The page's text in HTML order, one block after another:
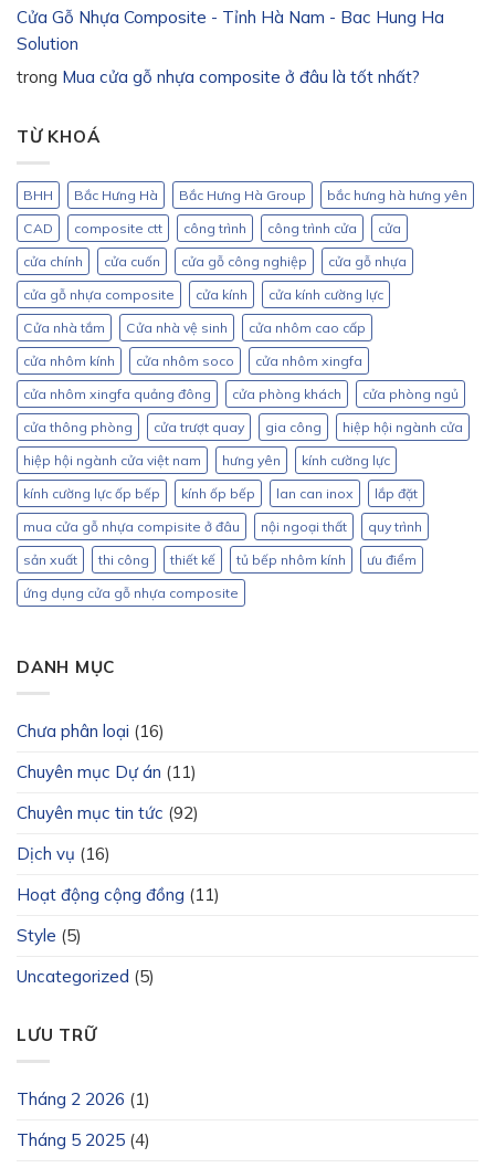
Cửa Gỗ Nhựa Composite - Tỉnh Hà Nam - Bac Hung Ha
Solution
trong Mua cửa gỗ nhựa composite ở đâu là tốt nhất?
TỪ KHOÁ
BHH Bắc Hưng Hà Bắc Hưng Hà Group
bắc hưng hà hưng yên
CAD
composite ctt công trình công trình cửa
cửa
cửa chính
cửa cuốn cửa gỗ công nghiệp
cửa gỗ nhựa
cửa gỗ nhựa composite
cửa kính
cửa kính cường lực
Cửa nhà tắm
Cửa nhà vệ sinh
cửa nhôm cao cấp
cửa nhôm kính
cửa nhôm soco
cửa nhôm xingfa
cửa nhôm xingfa quảng đông
cửa phòng khách
cửa phòng ngủ
cửa thông phòng
cửa trượt quay gia công
hiệp hội ngành cửa
hiệp hội ngành cửa việt nam
hưng yên
kính cường lực
kính cường lực ốp bếp
kính ốp bếp lan can inox
lắp đặt
mua cửa gỗ nhựa compisite ở đâu
nội ngoại thất
quy trình
sản xuất
thi công thiết kế tủ bếp nhôm kính
ưu điểm
ứng dụng cửa gỗ nhựa composite
DANH MỤC
Chưa phân loại (16)
Chuyên mục Dự án (11)
Chuyên mục tin tức (92)
Dịch vụ (16)
Hoạt động cộng đồng (11)
Style (5)
Uncategorized (5)
LƯU TRỮ
Tháng 2 2026 (1)
Tháng 5 2025 (4)